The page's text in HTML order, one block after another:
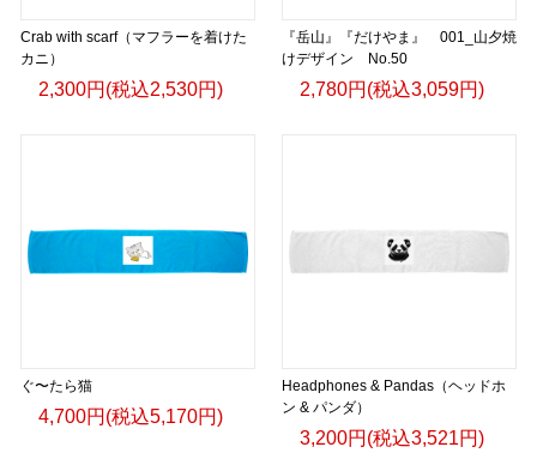
Crab with scarf（マフラーを着けた
カニ）
2,300円(税込2,530円)
『岳山』『だけやま』 001_山夕焼
けデザイン No.50
2,780円(税込3,059円)
ぐ〜たら猫
4,700円(税込5,170円)
Headphones & Pandas（ヘッドホ
ン & パンダ）
3,200円(税込3,521円)